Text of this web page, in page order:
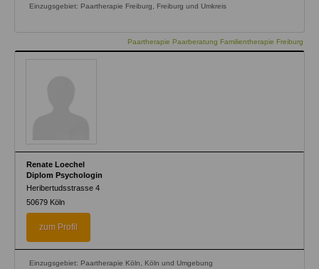
Einzugsgebiet: Paartherapie Freiburg, Freiburg und Umkreis
Paartherapie Paarberatung Familientherapie Freiburg
Renate Loechel
Diplom Psychologin
Heribertudsstrasse 4
50679 Köln
zum Profil
Einzugsgebiet: Paartherapie Köln, Köln und Umgebung